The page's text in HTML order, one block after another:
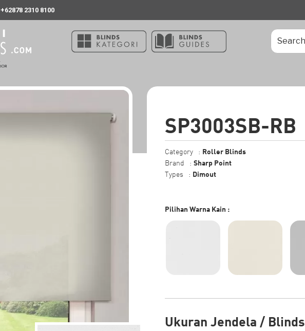
+62878 2310 8100
SP3003SB-RB
Category : Roller Blinds
Brand
: Sharp Point
Types
: Dimout
Pilihan Warna Kain :
Ukuran Jendela / Blinds